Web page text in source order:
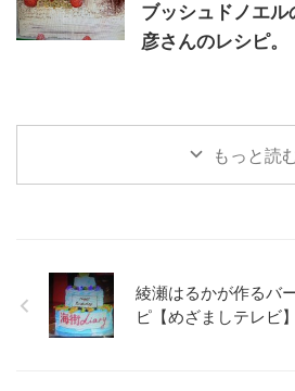
ブッシュドノエ
彦さんのレシピ。
もっと読
綾瀬はるかが作るバ
ピ【めざましテレビ】